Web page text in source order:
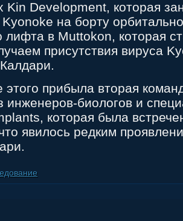
Kin Development, которая
на борту
лифта в Muttokon, которая
присутствия вируса
этого прибыла вторая
инженеров-биологов и
которая была
явилось редким